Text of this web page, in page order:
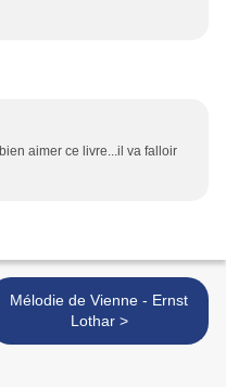
aimer ce livre...il va falloir
Mélodie de Vienne - Ernst
Lothar >